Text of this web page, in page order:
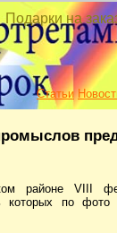
Подарки на
районе VIII
которых по фото
Статьи